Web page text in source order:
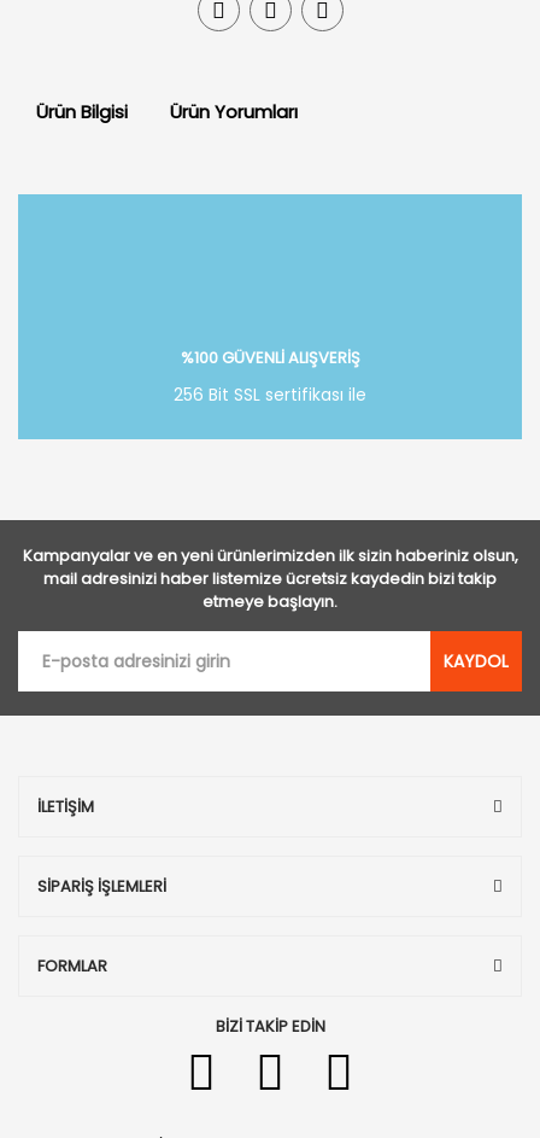
Ürün Bilgisi Ürün Yorumları
%100 GÜVENLİ ALIŞVERİŞ
256 Bit SSL sertifikası ile
Kampanyalar ve en yeni ürünlerimizden ilk sizin haberiniz olsun,
mail adresinizi haber listemize ücretsiz kaydedin bizi takip
etmeye başlayın.
KAYDOL
İLETİŞİM
SİPARİŞ İŞLEMLERİ
FORMLAR
BİZİ TAKİP EDİN